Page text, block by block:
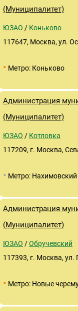
(Муниципалитет)
ЮЗАО / Коньково
117647, Москва, ул.
• Метро: Коньково
Администрация
(Муниципалитет)
ЮЗАО / Котловка
117209, г. Москва,
• Метро: Нахимовский
Администрация
(Муниципалитет)
ЮЗАО /Обручевский
117393, г. Москва, ул.
• Метро: Новые